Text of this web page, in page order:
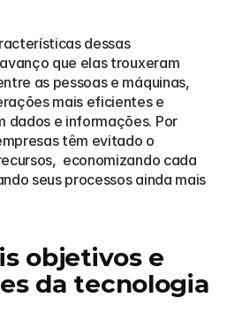
dessas
que elas trouxeram
as pessoas e máquinas,
mais eficientes e
dados e informações. Por
têm evitado o
economizando cada
seus processos ainda mais
objetivos e
da tecnologia